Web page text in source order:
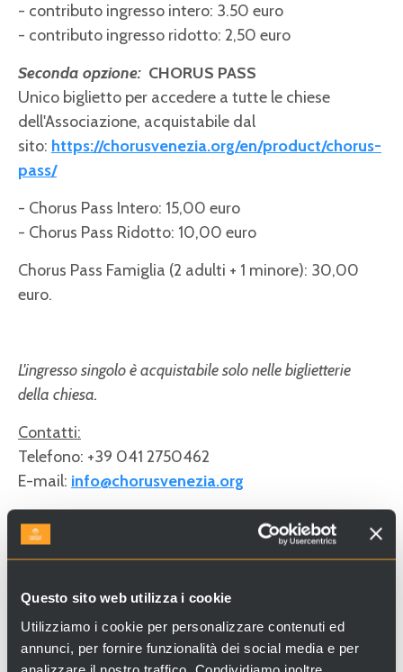
Questo sito web utilizza i cookie
Utilizziamo i cookie per personalizzare contenuti ed
annunci, per fornire funzionalità dei social media e per
analizzare il nostro traffico. Condividiamo inoltre
- contributo ingresso intero: 3.50 euro
- contributo ingresso ridotto: 2,50 euro
Seconda opzione: CHORUS PASS
Unico biglietto per accedere a tutte le chiese
dell'Associazione, acquistabile dal
sito: https://chorusvenezia.org/en/product/chorus-
pass/
- Chorus Pass Intero: 15,00 euro
- Chorus Pass Ridotto: 10,00 euro
Chorus Pass Famiglia (2 adulti + 1 minore): 30,00
euro.
L'ingresso singolo è acquistabile solo nelle biglietterie
della chiesa.
Contatti:
Telefono: +39 041 2750462
E-mail: info@chorusvenezia.org
Per qualsiasi altra informazione e aggiornamenti su
sito:https://chorusvenezia.org/